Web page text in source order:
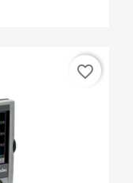
favorite_border